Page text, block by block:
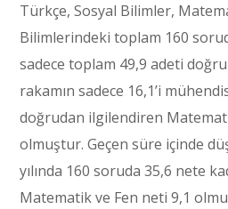
Türkçe, Sosyal Bilimler,
Bilimlerindeki toplam 160
sadece toplam 49,9 adeti
rakamın sadece 16,1’i
doğrudan ilgilendiren
olmuştur. Geçen süre içinde
yılında 160 soruda 35,6 nete
Matematik ve Fen neti 9,1